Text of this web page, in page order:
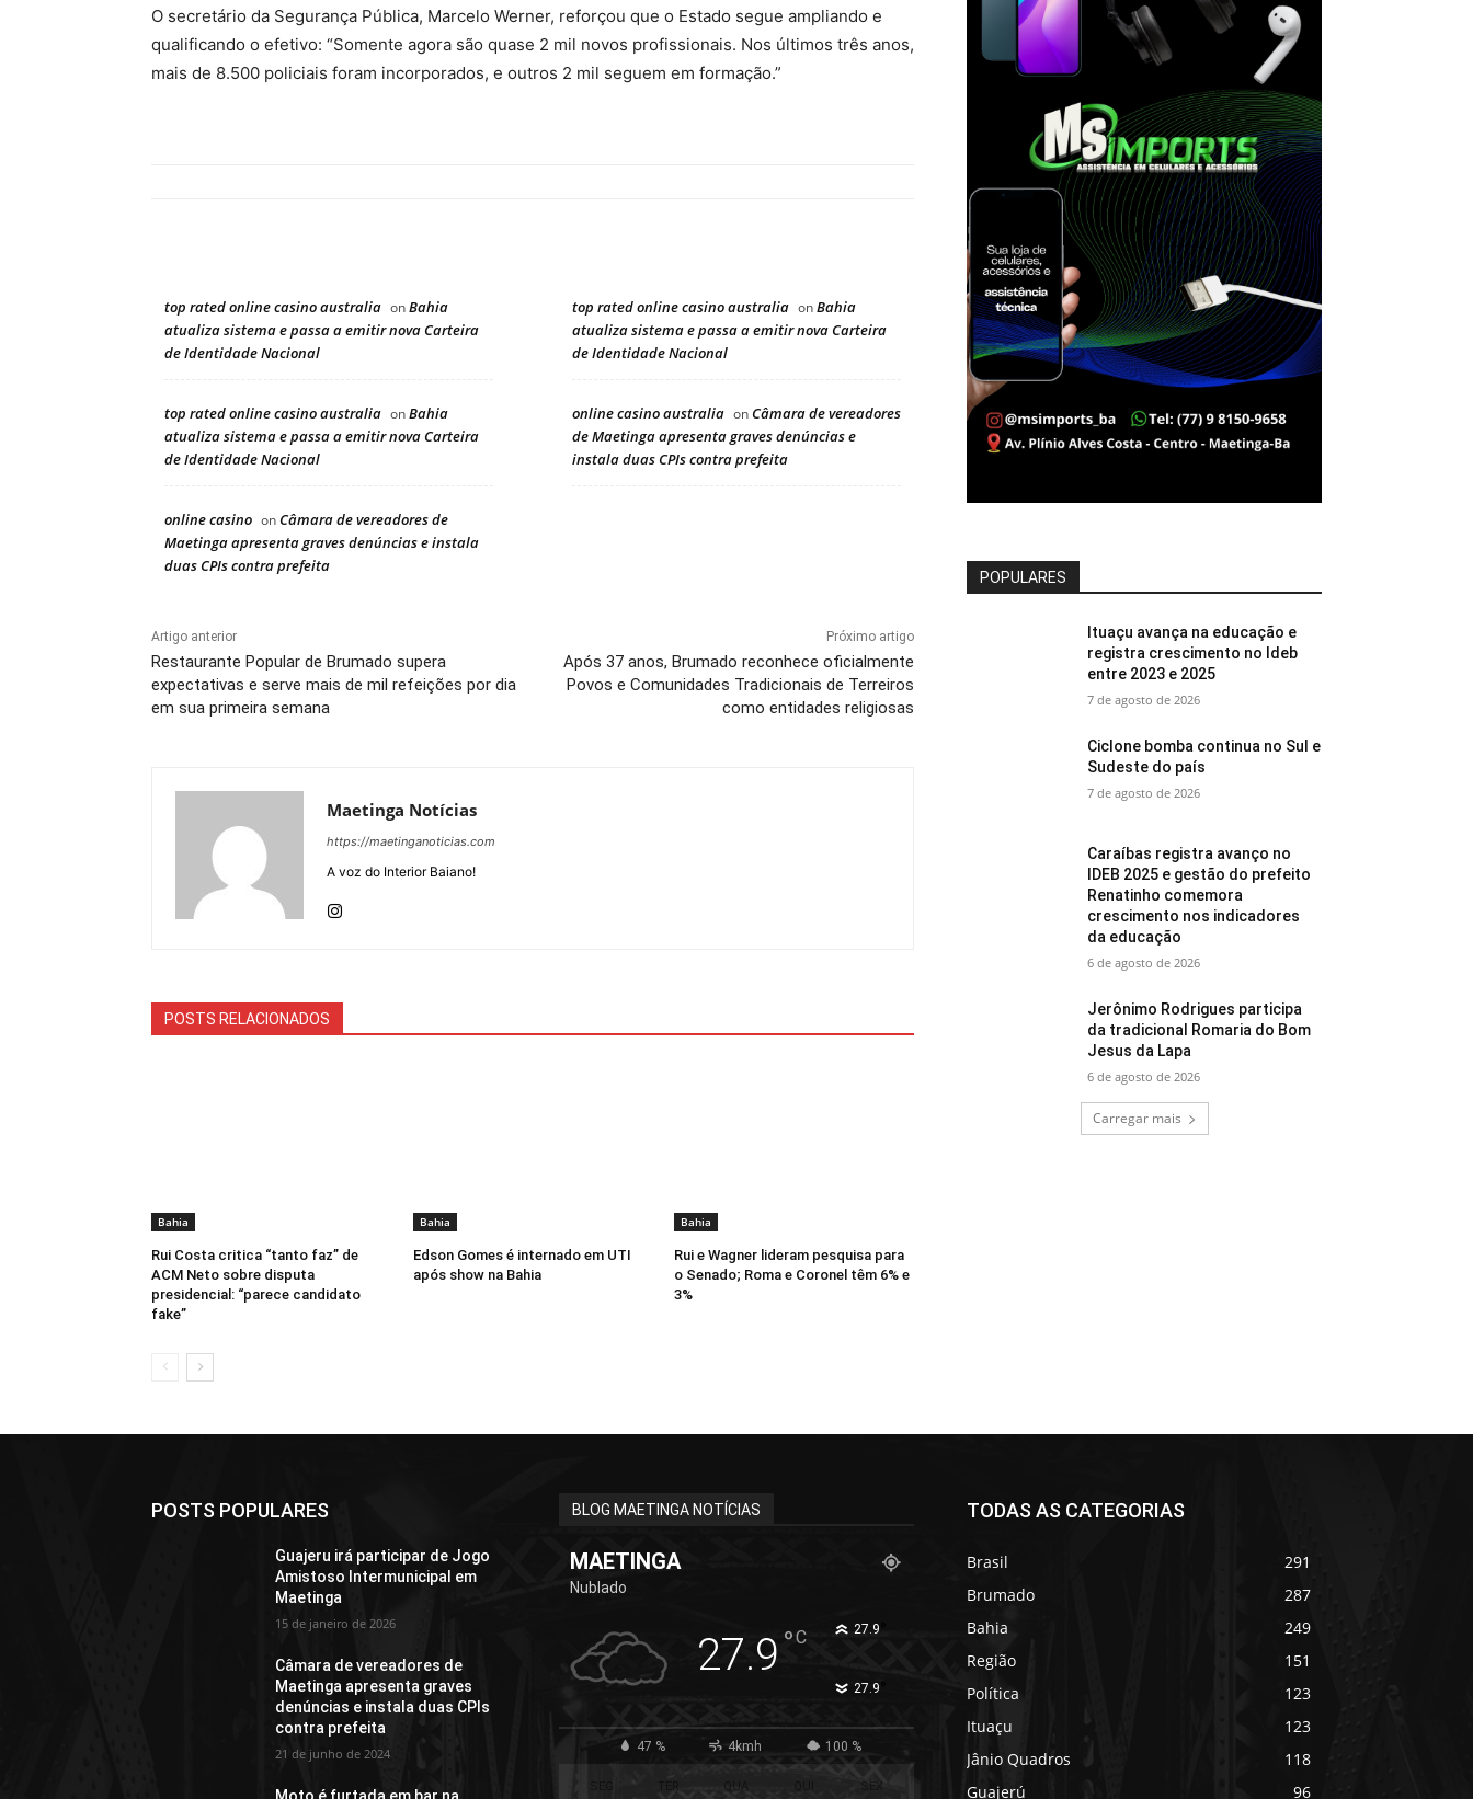
O secretário da Segurança Pública, Marcelo Werner, reforçou que o Estado segue ampliando e
qualificando o efetivo: “Somente agora são quase 2 mil novos profissionais. Nos últimos três anos,
mais de 8.500 policiais foram incorporados, e outros 2 mil seguem em formação.”
top rated online casino australia onBahia
atualiza sistema e passa a emitir nova Carteira
de Identidade Nacional
top rated online casino australia onBahia
atualiza sistema e passa a emitir nova Carteira
de Identidade Nacional
top rated online casino australia onBahia
atualiza sistema e passa a emitir nova Carteira
de Identidade Nacional
online casino australia onCâmara de vereadores
de Maetinga apresenta graves denúncias e
instala duas CPIs contra prefeita
online casino onCâmara de vereadores de
Maetinga apresenta graves denúncias e instala
duas CPIs contra prefeita
Artigo anterior
Restaurante Popular de Brumado supera
expectativas e serve mais de mil refeições por dia
em sua primeira semana
Próximo artigo
Após 37 anos, Brumado reconhece oficialmente
Povos e Comunidades Tradicionais de Terreiros
como entidades religiosas
Maetinga Notícias
https://maetinganoticias.com
A voz do Interior Baiano!
POSTS RELACIONADOS
Bahia
Rui Costa critica “tanto faz” de
ACM Neto sobre disputa
presidencial: “parece candidato
fake”
Bahia
Edson Gomes é internado em UTI
após show na Bahia
Bahia
Rui e Wagner lideram pesquisa para
o Senado; Roma e Coronel têm 6% e
3%
POPULARES
Ituaçu avança na educação e
registra crescimento no Ideb
entre 2023 e 2025
7 de agosto de 2026
Ciclone bomba continua no Sul e
Sudeste do país
7 de agosto de 2026
Caraíbas registra avanço no
IDEB 2025 e gestão do prefeito
Renatinho comemora
crescimento nos indicadores
da educação
6 de agosto de 2026
Jerônimo Rodrigues participa
da tradicional Romaria do Bom
Jesus da Lapa
6 de agosto de 2026
Carregar mais
POSTS POPULARES
Guajeru irá participar de Jogo
Amistoso Intermunicipal em
Maetinga
15 de janeiro de 2026
Câmara de vereadores de
Maetinga apresenta graves
denúncias e instala duas CPIs
contra prefeita
21 de junho de 2024
BLOG MAETINGA NOTÍCIAS
MAETINGA
Nublado
27.9 °C 27.9°
27.9
47 % 4kmh 100 %
QUA SEX
TODAS AS CATEGORIAS
Brasil
291
Brumado
287
Bahia
249
Região
151
Política
123
Ituaçu
123
Jânio Quadros
118
Guajerú
96